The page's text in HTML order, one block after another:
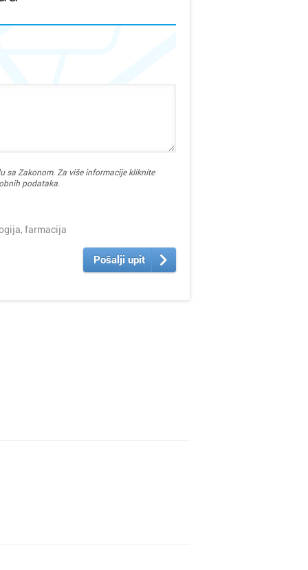
sa Zakonom. Za više informacije kliknite
podataka.
farmacija
Pošalji upit